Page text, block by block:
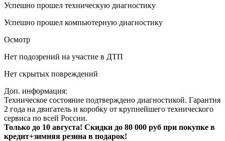
Успешно прошел техническую диагностику
Успешно прошел компьютерную диагностику
Осмотр
Нет подозрений на участие в ДТП
Нет скрытых повреждений
Доп. информация:
Техническое состояние подтверждено диагностикой. Гарантия
2 года на двигатель и коробку от крупнейшего технического
сервиса по всей России.
Только до 10 августа! Скидки до 80 000 руб при покупке в
кредит+зимняя резина в подарок!